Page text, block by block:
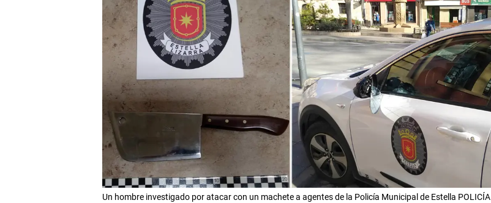
Un hombre investigado por atacar con un machete a agentes de la Policía Municipal de Estella POLICÍA